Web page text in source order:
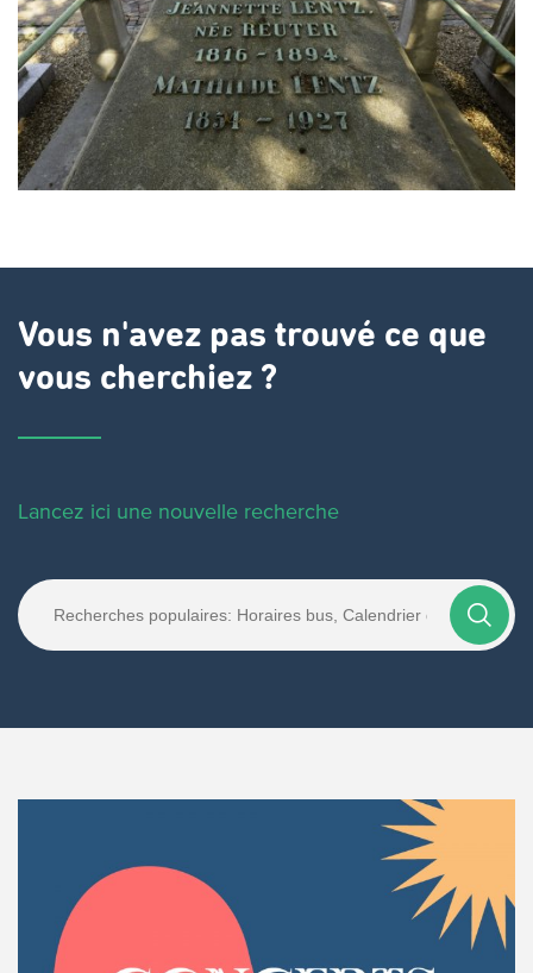
Vous n'avez pas trouvé ce que
vous cherchiez ?
Lancez ici une nouvelle recherche